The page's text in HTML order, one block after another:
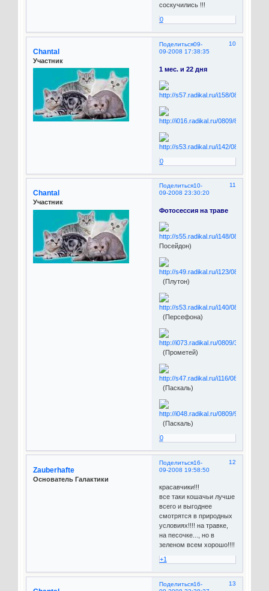
соскучились !!!
0
Поделиться 10
09-
09-2008 17:38:35
Chantal
Участник
1 мес. и 22 дня
0
Поделиться 11
10-
09-2008 23:30:20
Chantal
Участник
Фотосессия на траве
Посейдон)
(Плутон)
(Персефона)
(Прометей)
(Паскаль)
(Паскаль)
0
Поделиться 12
16-
09-2008 19:58:50
Zauberhafte
Основатель Галактики
красавчики!!!
все таки кошачьи лучше
всего и выгоднее
смотрятся в природных
условиях!!!! на травке,
на песочке..., но в
зеленом всем хорошо!!!!
+1
Поделиться 13
16-